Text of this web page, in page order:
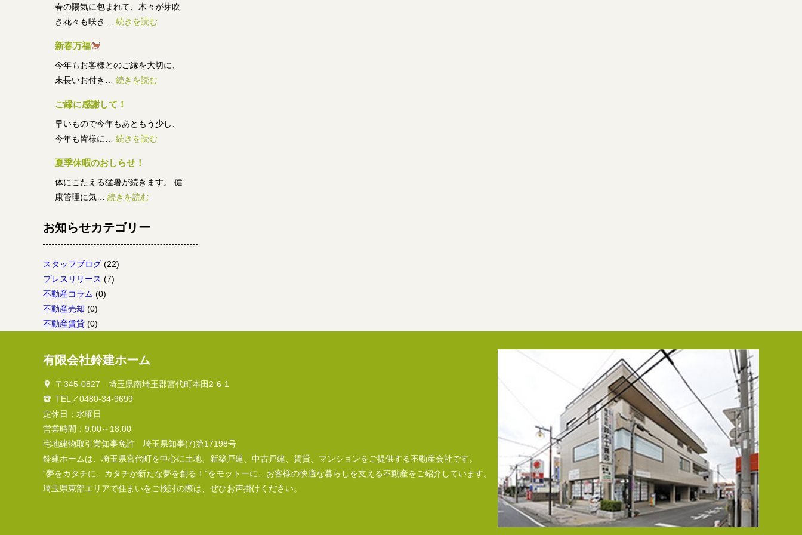
中
目
件
春の陽気に包まれて、木々が芽吹
き花々も咲き… 続きを読む:
ー
ル
ウ
イ
休
知
新春万福
今年もお客様とのご縁を大切に、
末長いお付き… 続きを読む:
万
福
ご縁に感謝して！
早いもので今年もあともう少し、
今年も皆様に… 続きを読む:
に
て！
夏季休暇のおしらせ！
体にこたえる猛暑が続きます。 健
康管理に気… 続きを読む:
季
せ！
お知らせカテゴリー
スタッフブログ (22)
プレスリリース (7)
不動産コラム (0)
不動産売却 (0)
不動産賃貸 (0)
有限会社鈴建ホーム
〒345-0827 埼玉県南埼玉郡宮代町本田2-6-1
TEL／0480-34-9699
定休日：水曜日
営業時間：9:00～18:00
宅地建物取引業知事免許 埼玉県知事(7)第17198号
鈴建ホームは、埼玉県宮代町を中心に土地、新築戸建、中古戸建、賃貸、マンションをご提供する不動産会社です。
“夢をカタチに、カタチが新たな夢を創る！”をモットーに、お客様の快適な暮らしを支える不動産をご紹介しています。
埼玉県東部エリアで住まいをご検討の際は、ぜひお声掛けください。